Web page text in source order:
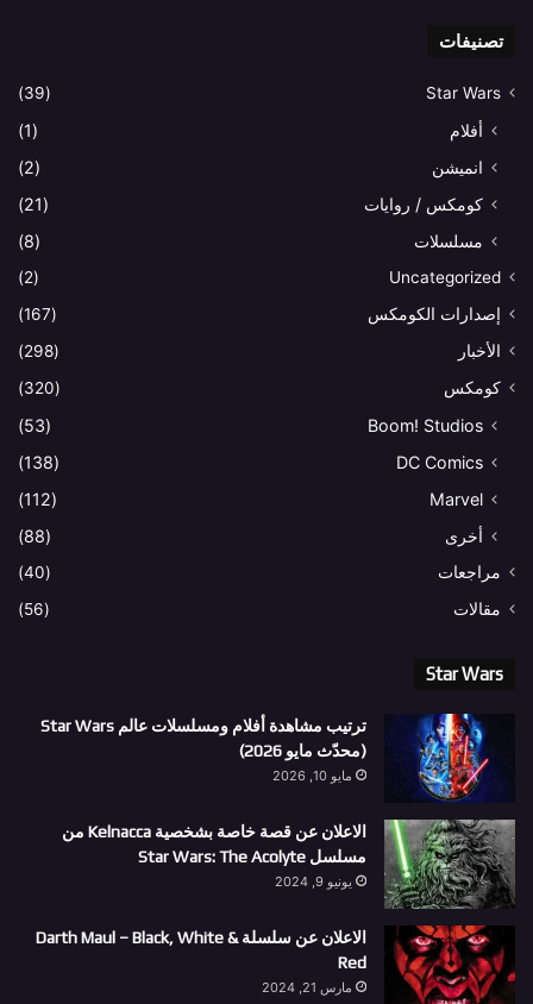
تصنيفات
Star Wars
(39)
أفلام
(1)
انميشن
(2)
كومكس / روايات
(21)
مسلسلات
(8)
Uncategorized
(2)
إصدارات الكومكس
(167)
الأخبار
(298)
كومكس
(320)
Boom! Studios
(53)
DC Comics
(138)
Marvel
(112)
أخرى
(88)
مراجعات
(40)
مقالات
(56)
Star Wars
ترتيب مشاهدة أفلام ومسلسلات عالم Star Wars
(محدّث مايو 2026)
مايو 10, 2026
الاعلان عن قصة خاصة بشخصية Kelnacca من
مسلسل Star Wars: The Acolyte
يونيو 9, 2024
الاعلان عن سلسلة Darth Maul – Black, White &
Red
مارس 21, 2024